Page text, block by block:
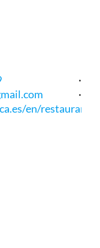
·
·
en/restaurant/